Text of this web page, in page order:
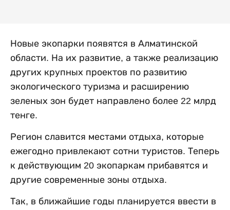
Новые экопарки появятся в Алматинской
области. На их развитие, а также реализацию
других крупных проектов по развитию
экологического туризма и расширению
зеленых зон будет направлено более 22 млрд
тенге.
Регион славится местами отдыха, которые
ежегодно привлекают сотни туристов. Теперь
к действующим 20 экопаркам прибавятся и
другие современные зоны отдыха.
Так, в ближайшие годы планируется ввести в